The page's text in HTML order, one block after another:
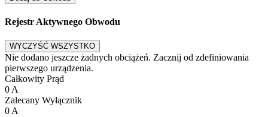
Rejestr Aktywnego Obwodu
WYCZYŚĆ WSZYSTKO
Nie dodano jeszcze żadnych obciążeń. Zacznij od zdefiniowania
pierwszego urządzenia.
Całkowity Prąd
0 A
Zalecany Wyłącznik
0 A